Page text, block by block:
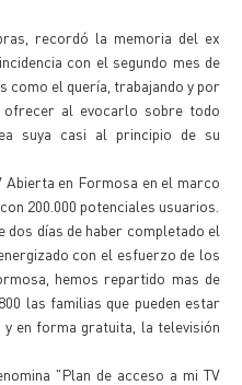
recordó la memoria del ex
con el segundo mes de
como el quería, trabajando y por
al evocarlo sobre todo
suya casi al principio de su
Abierta en Formosa en el marco
200.000 potenciales usuarios.
días de haber completado el
con el esfuerzo de los
hemos repartido mas de
las familias que pueden estar
y en forma gratuita, la televisión
"Plan de acceso a mi TV